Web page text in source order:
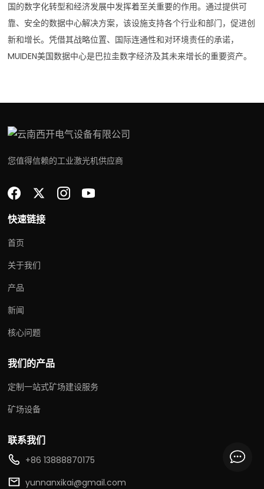
国的数字化转型和经济发展中发挥着至关重要的作用。通过提供可
靠、安全的数据中心解决方案，该设施支持各个行业和部门，促进创
新和增长。凭借其战略位置、国际连通性和对环境责任的承诺，
MUIDEN美国数据中心是巴拉圭数字经济及其未来增长的重要资产。
您值得信赖的工业激光机供应商
快速链接
首页
关于我们
产品
新闻
核心问题
我们的产品
定制一站式矿场建设服务
矿场设备
联系我们
+86 13888870175
yunnanxikai@gmail.com